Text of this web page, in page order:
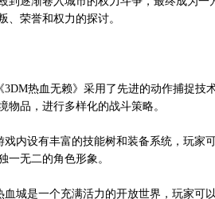
、荣誉和权力的探讨。
热血无赖》采用了先进的动作捕捉技
物品，进行多样化的战斗策略。
内设有丰富的技能树和装备系统，玩家
一无二的角色形象。
城是一个充满活力的开放世界，玩家可